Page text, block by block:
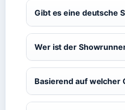
Gibt es eine deutsche
Wer ist der
Basierend auf welcher